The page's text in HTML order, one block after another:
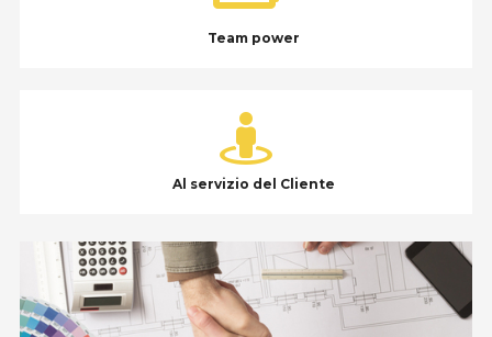
Team power
Al servizio del Cliente